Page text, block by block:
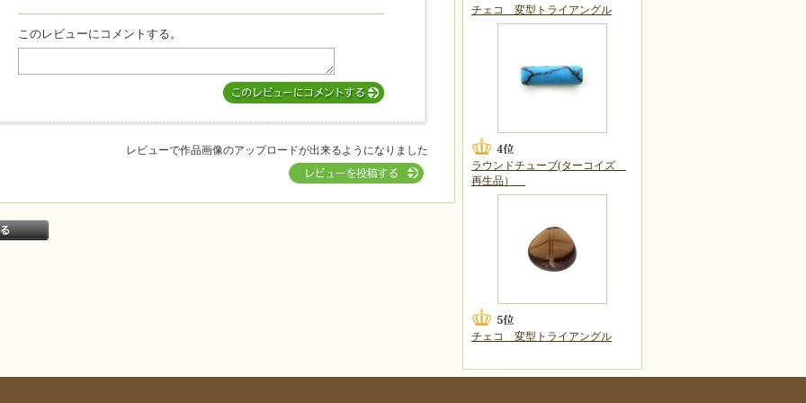
このレビューにコメントする。
レビューで作品画像のアップロードが出来るようになりました
チェコ 変型トライアングル
ラウンドチューブ(ターコイズ
再生品）
チェコ 変型トライアングル